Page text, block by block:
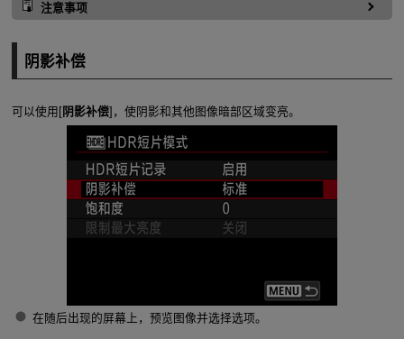
注意事项
阴影补偿
可以使用[阴影补偿]，使阴影和其他图像暗部区域变亮。
在随后出现的屏幕上，预览图像并选择选项。